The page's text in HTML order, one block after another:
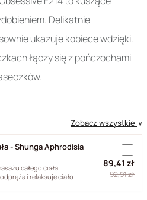
Delikatnie
ukazuje kobiece wdzięki.
łączy się z pończochami
Zobacz wszystkie ∨
- Shunga Aphrodisia
całego ciała.
i relaksuje ciało.
89,41 zł
92,91 zł